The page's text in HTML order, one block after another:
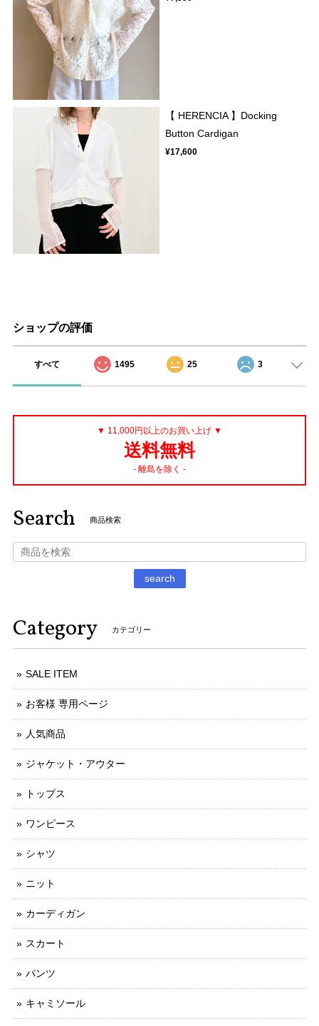
【 HERENCIA 】Docking
Button Cardigan
¥17,600
ショップの評価
すべて 1495 25 3
▼ 11,000円以上のお買い上げ ▼
送料無料
- 離島を除く -
Search 商品検索
search
Category カテゴリー
SALE ITEM
お客様 専用ページ
人気商品
ジャケット・アウター
トップス
ワンピース
シャツ
ニット
カーディガン
スカート
パンツ
キャミソール